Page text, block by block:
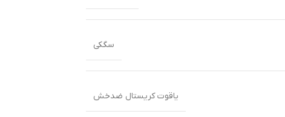
سگکی
یاقوت کریستال ضدخش